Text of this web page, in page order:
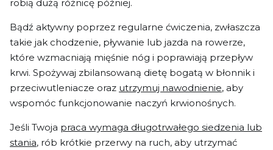
robią dużą różnicę później.
Bądź aktywny poprzez regularne ćwiczenia, zwłaszcza
takie jak chodzenie, pływanie lub jazda na rowerze,
które wzmacniają mięśnie nóg i poprawiają przepływ
krwi. Spożywaj zbilansowaną dietę bogatą w błonnik i
przeciwutleniacze oraz utrzymuj nawodnienie, aby
wspomóc funkcjonowanie naczyń krwionośnych.
Jeśli Twoja praca wymaga długotrwałego siedzenia lub
stania, rób krótkie przerwy na ruch, aby utrzymać